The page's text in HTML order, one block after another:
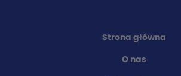
Strona główna
O nas